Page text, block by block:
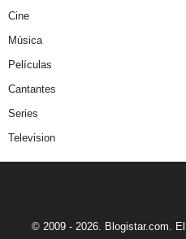
Cine
Música
Películas
Cantantes
Series
Television
© 2009 - 2026. Blogistar.com.